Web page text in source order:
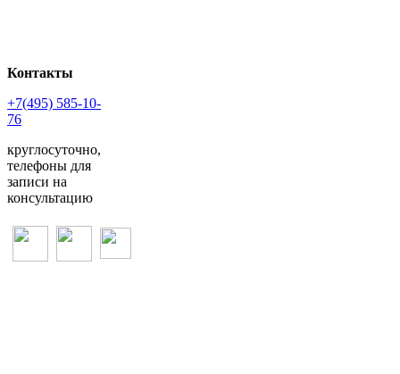
Контакты
+7(495) 585-10-
76
круглосуточно,
телефоны для
записи на
консультацию